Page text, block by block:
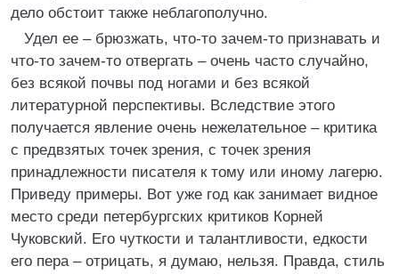
дело обстоит также неблагополучно.
Удел ее – брюзжать, что-то зачем-то признавать и
что-то зачем-то отвергать – очень часто случайно,
без всякой почвы под ногами и без всякой
литературной перспективы. Вследствие этого
получается явление очень нежелательное – критика
с предвзятых точек зрения, с точек зрения
принадлежности писателя к тому или иному лагерю.
Приведу примеры. Вот уже год как занимает видное
место среди петербургских критиков Корней
Чуковский. Его чуткости и талантливости, едкости
его пера – отрицать, я думаю, нельзя. Правда, стиль